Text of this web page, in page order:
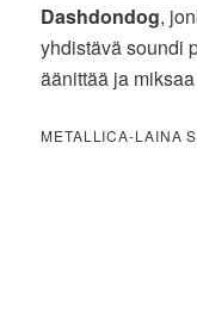
Dashdondog,
yhdistävä soundi
äänittää ja
METALLICA-LAINA